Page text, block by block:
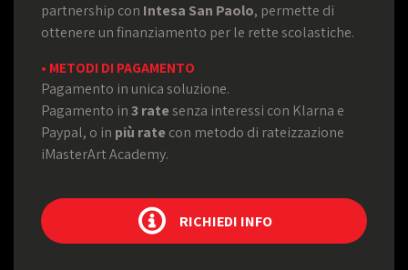
partnership con Intesa San Paolo, permette di
ottenere un finanziamento per le rette scolastiche.
• METODI DI PAGAMENTO
Pagamento in unica soluzione.
Pagamento in3 ratesenza interessi con Klarna e
Paypal, o in più rate con metodo di rateizzazione
iMasterArt Academy.
RICHIEDI INFO